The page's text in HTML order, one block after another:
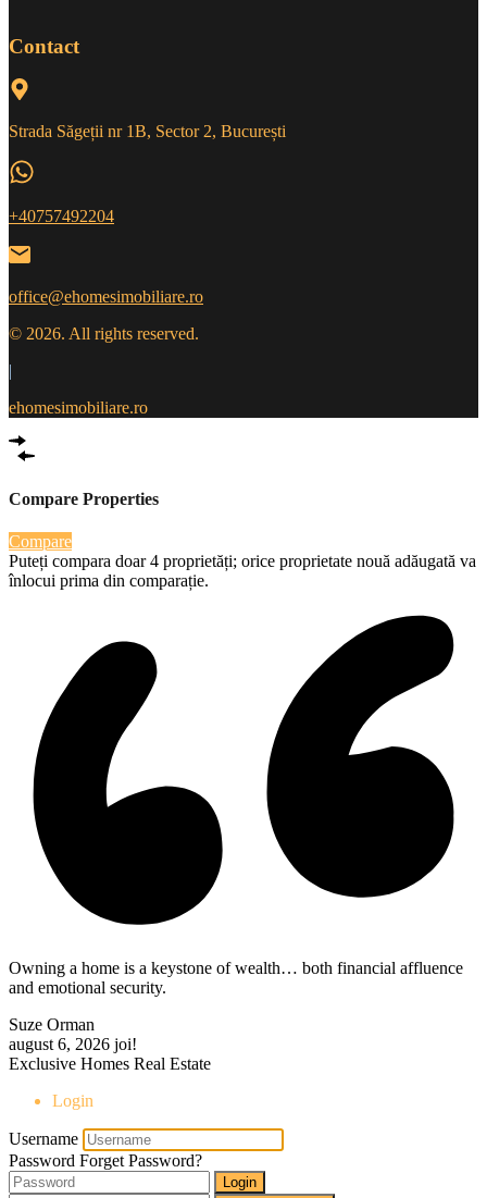
Contact
Strada Săgeții nr 1B, Sector 2, București
+40757492204
office@ehomesimobiliare.ro
© 2026. All rights reserved.
|
ehomesimobiliare.ro
Compare Properties
Compare
Puteți compara doar 4 proprietăți; orice proprietate nouă adăugată va
înlocui prima din comparație.
Owning a home is a keystone of wealth… both financial affluence
and emotional security.
Suze Orman
august 6, 2026 joi!
Exclusive Homes Real Estate
Login
Username
Password Forget Password?
Login